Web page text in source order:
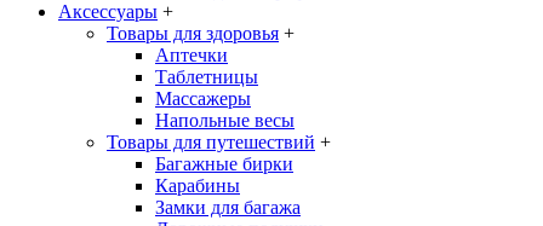
Аксессуары +
Товары для здоровья +
Аптечки
Таблетницы
Массажеры
Напольные весы
Товары для путешествий +
Багажные бирки
Карабины
Замки для багажа